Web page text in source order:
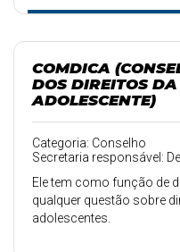
das conferências de
COMDICA
DOS DIREITOS
ADOLESCENTE)
Categoria: Conselho
Secretaria responsável:
Ele tem como função de
qualquer questão sobre
adolescentes.